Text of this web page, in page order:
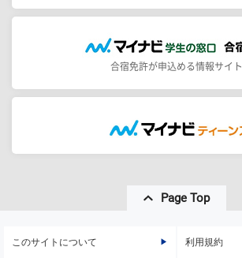
合宿免許が申込める情報サイト
Page Top
このサイトについて 利用規約